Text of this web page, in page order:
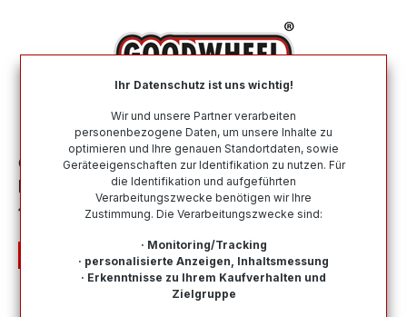
Ganzjahresreifen Nach Größe 205 65 R16
PETLAS VANMASTER A/S+ 205/65R16C
107/105T BSW
Ihr Datenschutz ist uns wichtig!
Wir und unsere Partner verarbeiten
personenbezogene Daten, um unsere Inhalte zu
optimieren und Ihre genauen Standortdaten, sowie
Geräteeigenschaften zur Identifikation zu nutzen. Für
die Identifikation und aufgeführten
Verarbeitungszwecke benötigen wir Ihre
Zustimmung. Die Verarbeitungszwecke sind:
· Monitoring/Tracking
· personalisierte Anzeigen, Inhaltsmessung
· Erkenntnisse zu Ihrem Kaufverhalten und
Zielgruppe